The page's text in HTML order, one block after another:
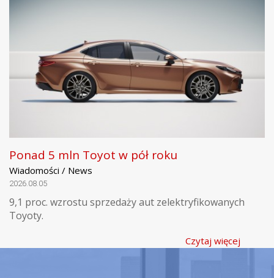
Ponad 5 mln Toyot w pół roku
Wiadomości / News
2026.08.05
9,1 proc. wzrostu sprzedaży aut zelektryfikowanych
Toyoty.
Czytaj więcej